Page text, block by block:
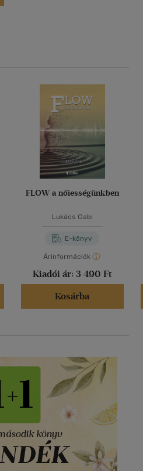
FLOW a nőiességünkben
Lukács Gabi
E-könyv
Árinformációk
Kiadói ár: 3 490 Ft
Kosárba